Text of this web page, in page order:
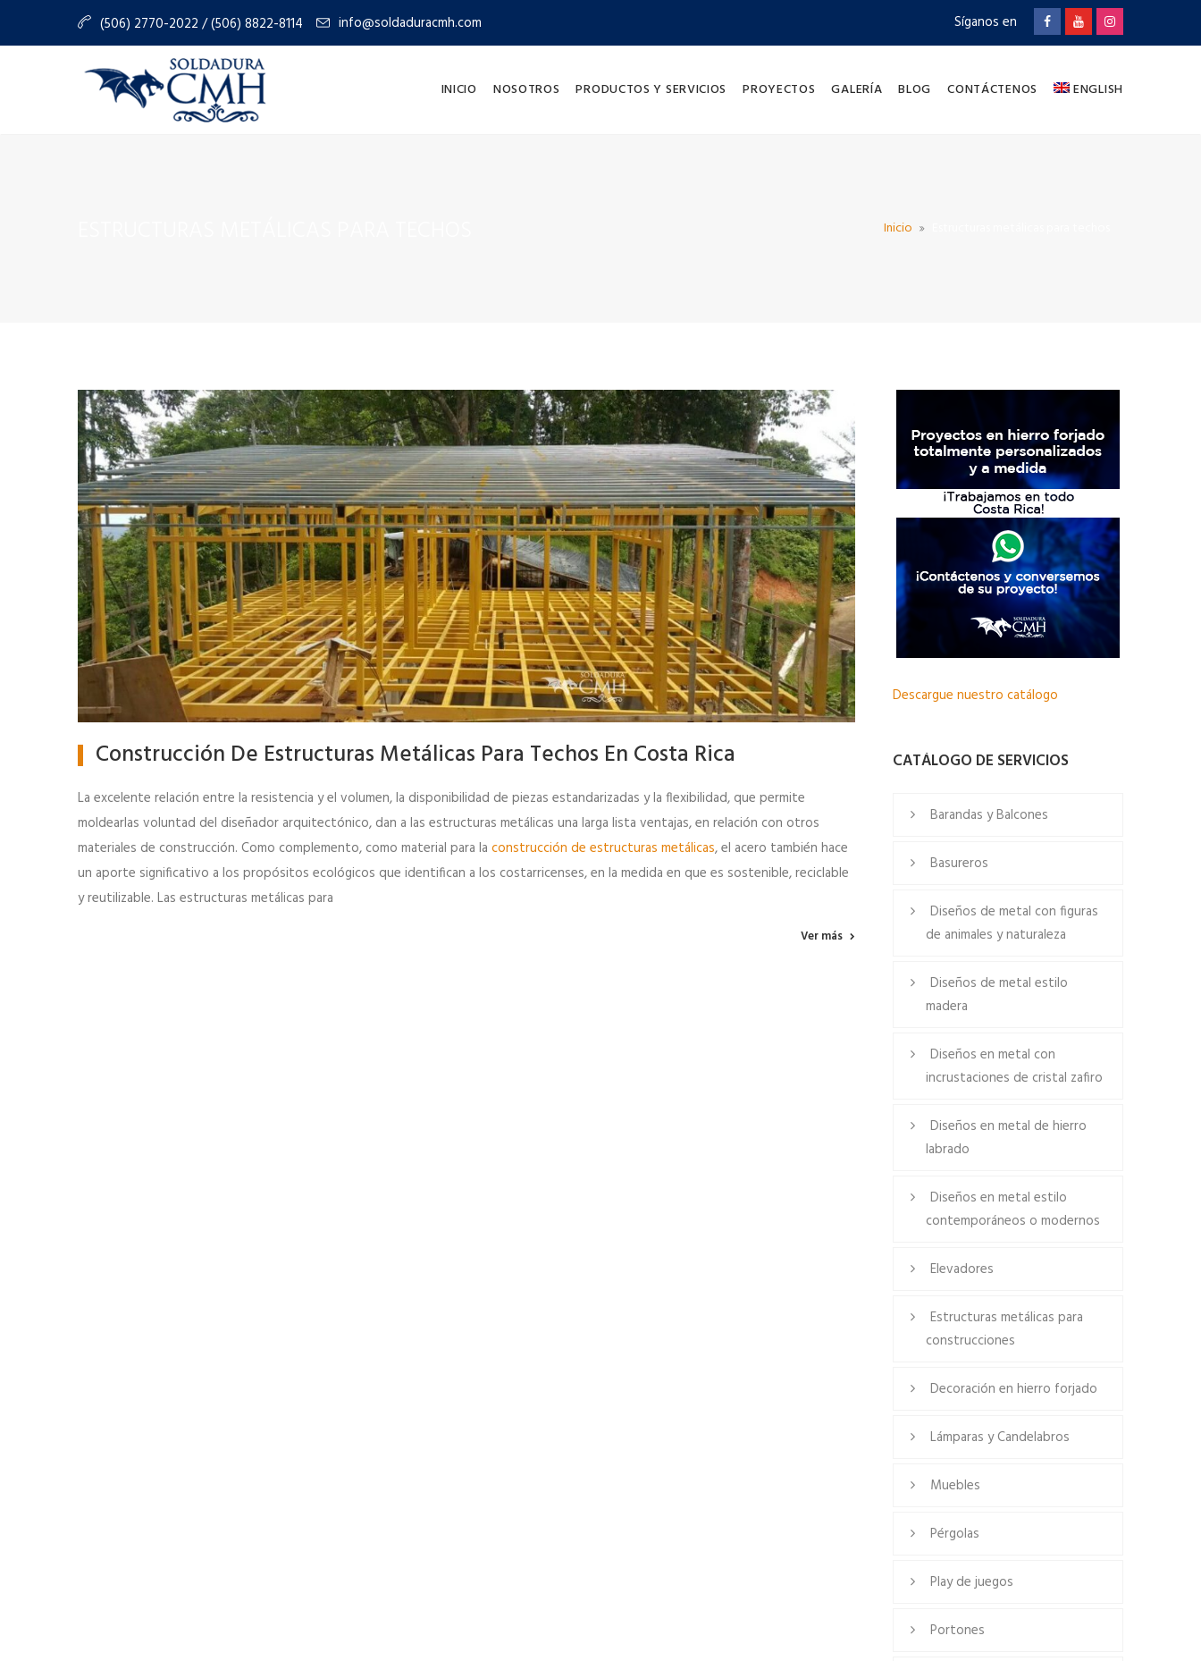
(506) 2770-2022 / (506) 8822-8114 info@soldaduracmh.com Síganos en
INICIO NOSOTROS PRODUCTOS Y SERVICIOS PROYECTOS GALERÍA BLOG CONTÁCTENOS ENGLISH
Inicio
Construcción De Estructuras Metálicas Para Techos En Costa Rica
La excelente relación entre la resistencia y el volumen, la disponibilidad de piezas estandarizadas y la flexibilidad, que permite
moldearlas voluntad del diseñador arquitectónico, dan a las estructuras metálicas una larga lista ventajas, en relación con otros
materiales de construcción. Como complemento, como material para la construcción de estructuras metálicas, el acero también hace
un aporte significativo a los propósitos ecológicos que identifican a los costarricenses, en la medida en que es sostenible, reciclable
y reutilizable. Las estructuras metálicas para
Ver más
Descargue nuestro catálogo
CATÁLOGO DE SERVICIOS
Barandas y Balcones
Basureros
Diseños de metal con figuras
de animales y naturaleza
Diseños de metal estilo
madera
Diseños en metal con
incrustaciones de cristal zafiro
Diseños en metal de hierro
labrado
Diseños en metal estilo
contemporáneos o modernos
Elevadores
Estructuras metálicas para
construcciones
Decoración en hierro forjado
Lámparas y Candelabros
Muebles
Pérgolas
Play de juegos
Portones